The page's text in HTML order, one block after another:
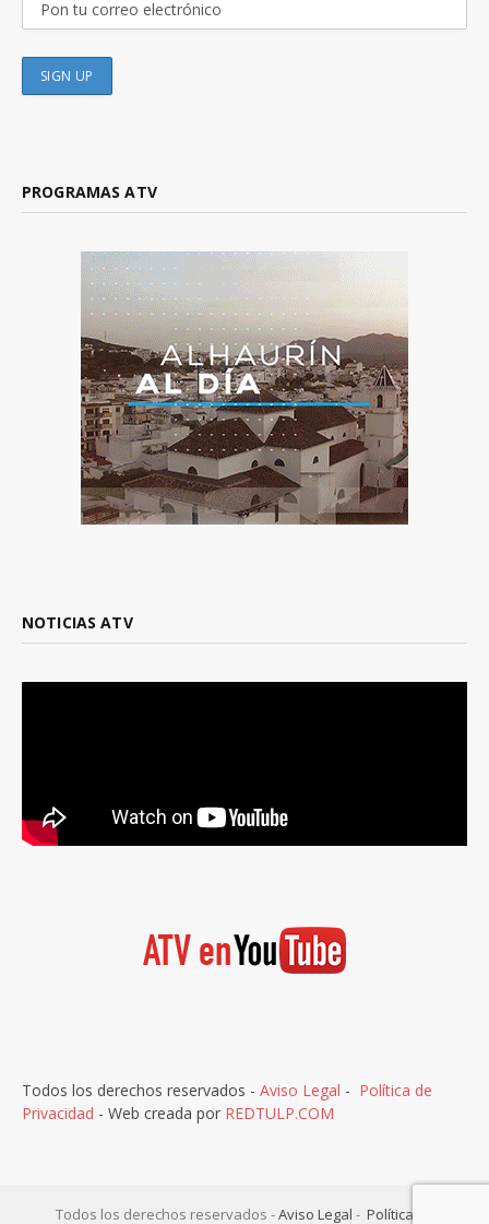
PROGRAMAS ATV
NOTICIAS ATV
Todos los derechos reservados - Aviso Legal - Política de
Privacidad - Web creada por REDTULP.COM
Todos los derechos reservados -Aviso Legal - Política de